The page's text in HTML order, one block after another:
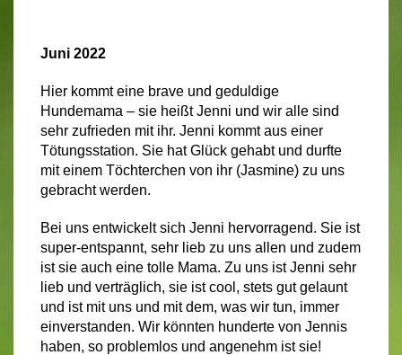
Juni 2022
Hier kommt eine brave und geduldige
Hundemama – sie heißt Jenni und wir alle sind
sehr zufrieden mit ihr. Jenni kommt aus einer
Tötungsstation. Sie hat Glück gehabt und durfte
mit einem Töchterchen von ihr (Jasmine) zu uns
gebracht werden.
Bei uns entwickelt sich Jenni hervorragend. Sie ist
super-entspannt, sehr lieb zu uns allen und zudem
ist sie auch eine tolle Mama. Zu uns ist Jenni sehr
lieb und verträglich, sie ist cool, stets gut gelaunt
und ist mit uns und mit dem, was wir tun, immer
einverstanden. Wir könnten hunderte von Jennis
haben, so problemlos und angenehm ist sie!